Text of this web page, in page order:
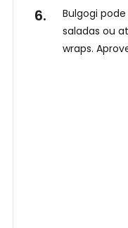
Bulgogi
saladas ou
wraps.